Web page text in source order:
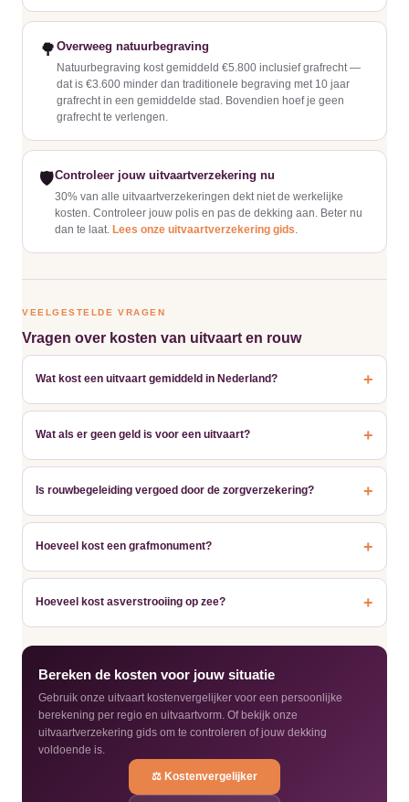
🌳 Overweeg natuurbegraving
Natuurbegraving kost gemiddeld €5.800 inclusief grafrecht —
dat is €3.600 minder dan traditionele begraving met 10 jaar
grafrecht in een gemiddelde stad. Bovendien hoef je geen
grafrecht te verlengen.
🛡️Controleer jouw uitvaartverzekering nu
30% van alle uitvaartverzekeringen dekt niet de werkelijke
kosten. Controleer jouw polis en pas de dekking aan. Beter nu
dan te laat.
Lees onze uitvaartverzekering gids
VEELGESTELDE VRAGEN
Vragen over kosten van uitvaart en rouw
Wat kost een uitvaart gemiddeld in Nederland? +
Wat als er geen geld is voor een uitvaart? +
Is rouwbegeleiding vergoed door de zorgverzekering? +
Hoeveel kost een grafmonument? +
Hoeveel kost asverstrooiing op zee? +
Bereken de kosten voor jouw situatie
Gebruik onze uitvaart kostenvergelijker voor een persoonlijke
berekening per regio en uitvaartvorm. Of bekijk onze
uitvaartverzekering gids om te controleren of jouw dekking
voldoende is.
⚖️ Kostenvergelijker